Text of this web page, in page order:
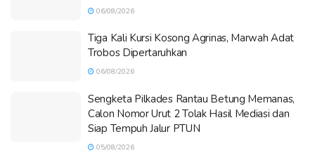
06/08/2026
Tiga Kali Kursi Kosong Agrinas, Marwah Adat
Trobos Dipertaruhkan
06/08/2026
Sengketa Pilkades Rantau Betung Memanas,
Calon Nomor Urut 2 Tolak Hasil Mediasi dan
Siap Tempuh Jalur PTUN
05/08/2026